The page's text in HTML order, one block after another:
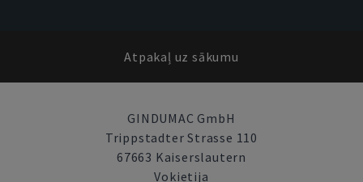
Atpakaļ uz sākumu
GINDUMAC GmbH
Trippstadter Strasse 110
67663 Kaiserslautern
Vokietija